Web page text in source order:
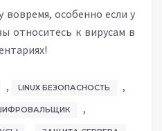
вовремя, особенно если у
относитесь к вирусам в
, LINUX БЕЗОПАСНОСТЬ ,
ШИФРОВАЛЬЩИК ,